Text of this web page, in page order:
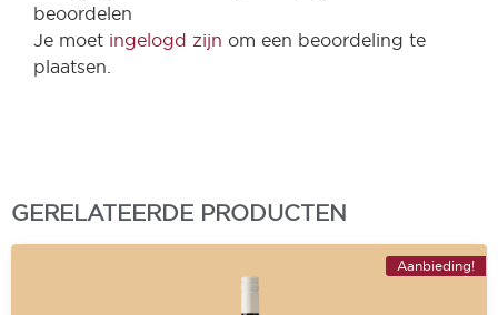
beoordelen
Je moet ingelogd zijn om een beoordeling te
plaatsen.
GERELATEERDE PRODUCTEN
Aanbieding!